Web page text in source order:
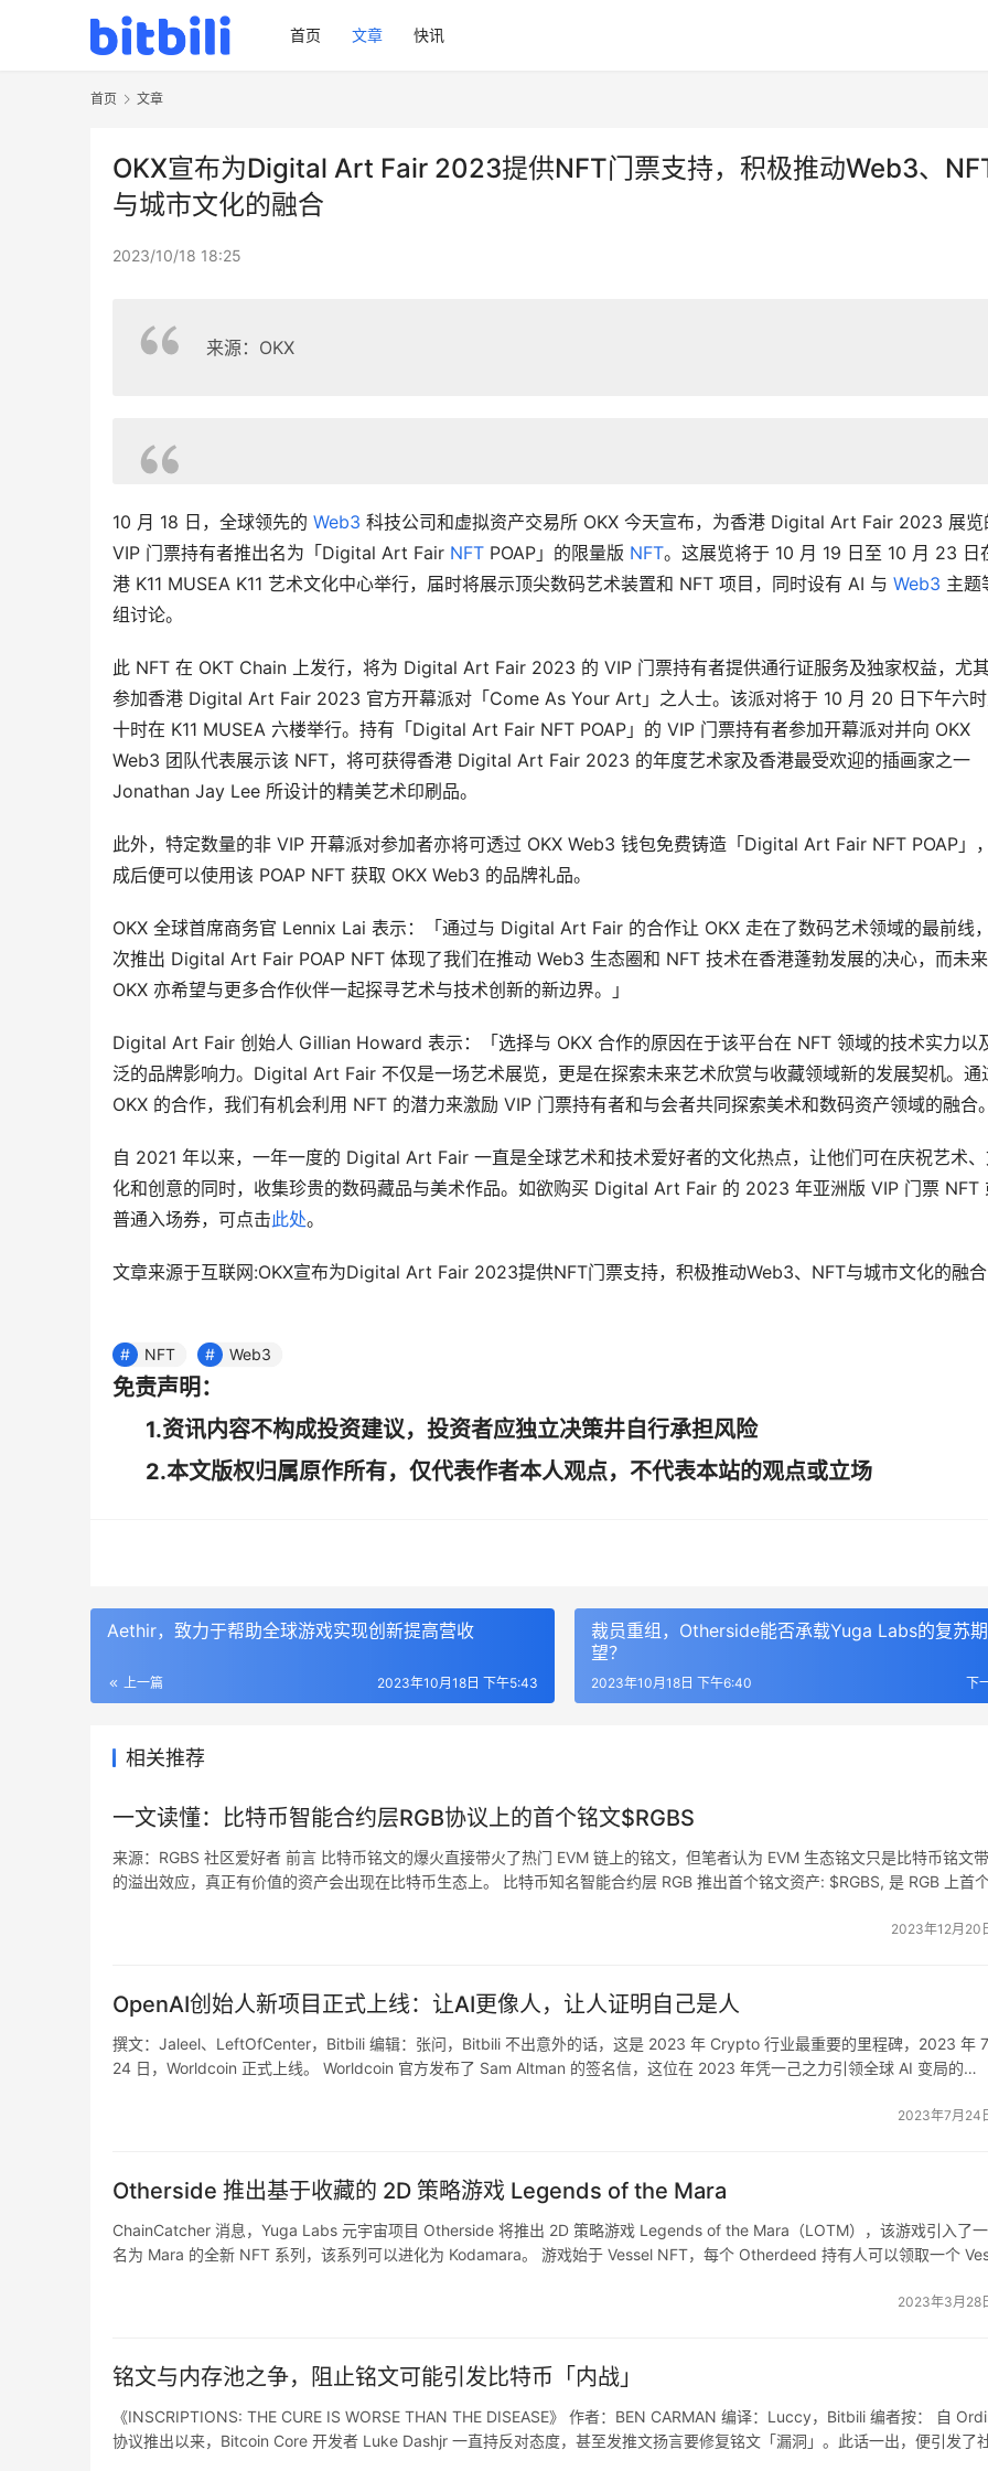
首页 文章 快讯
首页 文章
OKX宣布为Digital Art Fair 2023提供NFT门票支持，积极推动Web3、
与城市文化的融合
2023/10/18 18:25
来源：OKX
10 月 18 日，全球领先的 Web3 科技公司和虚拟资产交易所 OKX 今天宣布，为香港 Digital Art Fair 2023 展览
VIP 门票持有者推出名为「Digital Art Fair NFT POAP」的限量版 NFT。这展览将于 10 月 19 日至 10 月 23 日
港 K11 MUSEA K11 艺术文化中心举行，届时将展示顶尖数码艺术装置和 NFT 项目，同时设有 AI 与 Web3 主题
组讨论。
此 NFT 在 OKT Chain 上发行，将为 Digital Art Fair 2023 的 VIP 门票持有者提供通行证服务及独家权益，尤
参加香港 Digital Art Fair 2023 官方开幕派对「Come As Your Art」之人士。该派对将于 10 月 20 日下午六
十时在 K11 MUSEA 六楼举行。持有「Digital Art Fair NFT POAP」的 VIP 门票持有者参加开幕派对并向 OKX
Web3 团队代表展示该 NFT，将可获得香港 Digital Art Fair 2023 的年度艺术家及香港最受欢迎的插画家之一
Jonathan Jay Lee 所设计的精美艺术印刷品。
此外，特定数量的非 VIP 开幕派对参加者亦将可透过 OKX Web3 钱包免费铸造「Digital Art Fair NFT POAP」
成后便可以使用该 POAP NFT 获取 OKX Web3 的品牌礼品。
OKX 全球首席商务官 Lennix Lai 表示：「通过与 Digital Art Fair 的合作让 OKX 走在了数码艺术领域的最前线
次推出 Digital Art Fair POAP NFT 体现了我们在推动 Web3 生态圈和 NFT 技术在香港蓬勃发展的决心，而未来
OKX 亦希望与更多合作伙伴一起探寻艺术与技术创新的新边界。」
Digital Art Fair 创始人 Gillian Howard 表示：「选择与 OKX 合作的原因在于该平台在 NFT 领域的技术实力以
泛的品牌影响力。Digital Art Fair 不仅是一场艺术展览，更是在探索未来艺术欣赏与收藏领域新的发展契机。通
OKX 的合作，我们有机会利用 NFT 的潜力来激励 VIP 门票持有者和与会者共同探索美术和数码资产领域的融合
自 2021 年以来，一年一度的 Digital Art Fair 一直是全球艺术和技术爱好者的文化热点，让他们可在庆祝艺术
化和创意的同时，收集珍贵的数码藏品与美术作品。如欲购买 Digital Art Fair 的 2023 年亚洲版 VIP 门票 NFT
普通入场券，可点击此处。
文章来源于互联网:OKX宣布为Digital Art Fair 2023提供NFT门票支持，积极推动Web3、NFT与城市文化的融合
NFT Web3
免责声明：
1.资讯内容不构成投资建议，投资者应独立决策井自行承担风险
2.本文版权归属原作所有，仅代表作者本人观点，不代表本站的观点或立场
Aethir，致力于帮助全球游戏实现创新提高营收
上一篇 2023年10月18日 下午5:43
裁员重组，Otherside能否承载Yuga Labs的复苏期
望？
下
2023年10月18日 下午6:40
相关推荐
一文读懂：比特币智能合约层RGB协议上的首个铭文$RGBS
来源：RGBS 社区爱好者 前言 比特币铭文的爆火直接带火了热门 EVM 链上的铭文，但笔者认为 EVM 生态铭文只是比特币铭文
的溢出效应，真正有价值的资产会出现在比特币生态上。 比特币知名智能合约层 RGB 推出首个铭文资产: $RGBS, 是 RGB 上首
2023年12月20
OpenAI创始人新项目正式上线：让AI更像人，让人证明自己是人
撰文：Jaleel、LeftOfCenter，Bitbili 编辑：张问，Bitbili 不出意外的话，这是 2023 年 Crypto 行业最重要的里程碑，2023 年
24 日，Worldcoin 正式上线。 Worldcoin 官方发布了 Sam Altman 的签名信，这位在 2023 年凭一己之力引领全球 AI 变局的
2023年7月24
Otherside 推出基于收藏的 2D 策略游戏 Legends of the Mara
ChainCatcher 消息，Yuga Labs 元宇宙项目 Otherside 将推出 2D 策略游戏 Legends of the Mara（LOTM），该游戏引入了
名为 Mara 的全新 NFT 系列，该系列可以进化为 Kodamara。 游戏始于 Vessel NFT，每个 Otherdeed 持有人可以领取一个
2023年3月28
铭文与内存池之争，阻止铭文可能引发比特币「内战」
《INSCRIPTIONS: THE CURE IS WORSE THAN THE DISEASE》 作者：BEN CARMAN 编译：Luccy，Bitbili 编者按： 自
协议推出以来，Bitcoin Core 开发者 Luke Dashjr 一直持反对态度，甚至发推文扬言要修复铭文「漏洞」。此话一出，便引发了